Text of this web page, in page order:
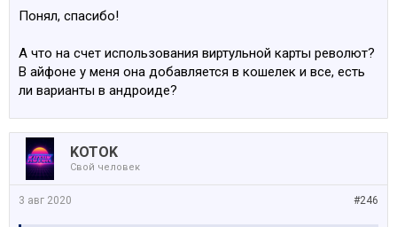
Понял, спасибо!
А что на счет использования виртульной карты револют?
В айфоне у меня она добавляется в кошелек и все, есть
ли варианты в андроиде?
KOTOK
Свой человек
#246
3 авг 2020